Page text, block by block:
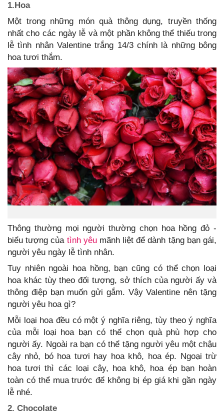
1.Hoa
Một trong những món quà thông dụng, truyền thống
nhất cho các ngày lễ và một phần không thể thiếu trong
lễ tình nhân Valentine trắng 14/3 chính là những bông
hoa tươi thắm.
Thông thường mọi người thường chọn hoa hồng đỏ -
biểu tượng của tình yêumãnh liệt để dành tặng bạn gái,
người yêu ngày lễ tình nhân.
Tuy nhiên ngoài hoa hồng, bạn cũng có thể chọn loại
hoa khác tùy theo đối tượng, sở thích của người ấy và
thông điệp bạn muốn gửi gắm. Vậy Valentine nên tặng
người yêu hoa gì?
Mỗi loại hoa đều có một ý nghĩa riêng, tùy theo ý nghĩa
của mỗi loại hoa bạn có thể chọn quà phù hợp cho
người ấy. Ngoài ra bạn có thể tặng người yêu một chậu
cây nhỏ, bó hoa tươi hay hoa khô, hoa ép. Ngoại trừ
hoa tươi thì các loại cây, hoa khô, hoa ép bạn hoàn
toàn có thể mua trước để không bị ép giá khi gần ngày
lễ nhé.
2. Chocolate